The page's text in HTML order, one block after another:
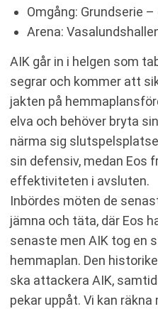
Omgång: Grundserie –
Arena:
AIK går in i helgen som
segrar och kommer att
jakten på
elva och behöver bryta
närma sig
sin defensiv, medan Eos
effektiviteten i avsluten.
Inbördes möten de
jämna och täta, där Eos
senaste men AIK tog en
hemmaplan. Den
ska attackera AIK,
pekar uppåt. Vi kan